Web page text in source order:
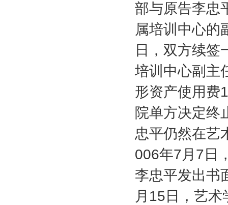
部与原告李忠
属培训中心的
日，双方续签
培训中心副主
形资产使用费
院单方决定终
忠平仍然在艺
006年7月 7 日
李忠平发出书
月 15 日，艺